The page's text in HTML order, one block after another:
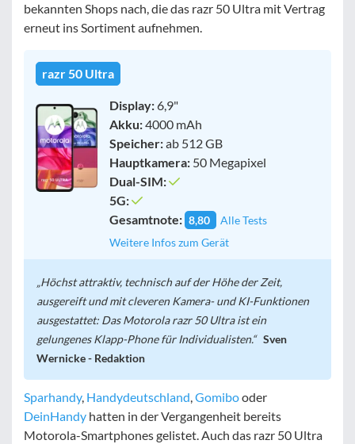
bekannten Shops nach, die das razr 50 Ultra mit Vertrag
erneut ins Sortiment aufnehmen.
razr 50 Ultra
Display:6,9"
Akku:4000 mAh
Speicher:ab 512 GB
Hauptkamera: 50 Megapixel
Dual-SIM:
5G:
Gesamtnote: 8,80
Alle Tests
Weitere Infos zum Gerät
Höchst attraktiv, technisch auf der Höhe der Zeit,
ausgereift und mit cleveren Kamera- und KI-Funktionen
ausgestattet: Das Motorola razr 50 Ultra ist ein
gelungenes Klapp-Phone für Individualisten.
Sven
Wernicke - Redaktion
Sparhandy, Handydeutschland,Gomibooder
DeinHandy hatten in der Vergangenheit bereits
Motorola-Smartphones gelistet. Auch das razr 50 Ultra